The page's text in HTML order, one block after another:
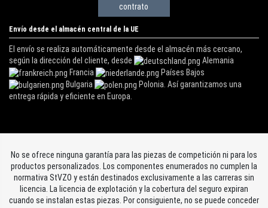
contrato
Envío desde el almacén central de la UE
El envío se realiza automáticamente desde el almacén más cercano,
según la dirección del cliente, desde
Alemania
Francia
Países Bajos
Bulgaria
Polonia. Así garantizamos una
entrega rápida y eficiente en Europa.
No se ofrece ninguna garantía para las piezas de competición ni para los
productos personalizados. Los componentes enumerados no cumplen la
normativa StVZO y están destinados exclusivamente a las carreras sin
licencia. La licencia de explotación y la cobertura del seguro expiran
cuando se instalan estas piezas. Por consiguiente, no se puede conceder